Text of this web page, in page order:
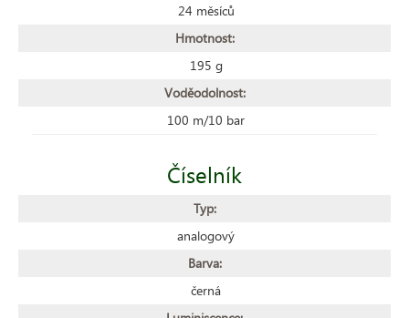
24 měsíců
Hmotnost:
195 g
Voděodolnost:
100 m/10 bar
Číselník
Typ:
analogový
Barva:
černá